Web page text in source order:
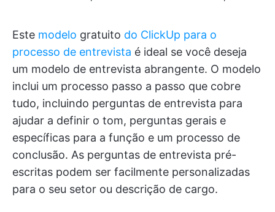
Este modelo gratuito do ClickUp para o
processo de entrevista é ideal se você deseja
um modelo de entrevista abrangente. O modelo
inclui um processo passo a passo que cobre
tudo, incluindo perguntas de entrevista para
ajudar a definir o tom, perguntas gerais e
específicas para a função e um processo de
conclusão. As perguntas de entrevista pré-
escritas podem ser facilmente personalizadas
para o seu setor ou descrição de cargo.